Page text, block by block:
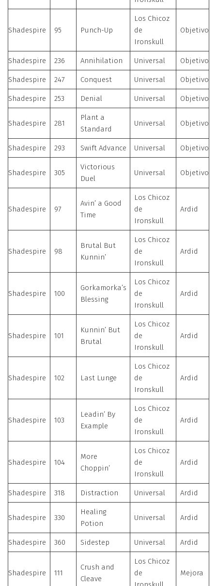
Shadespire 95 Punch-Up
Los Chicoz
de
Ironskull
Objetivo
Shadespire 236 Annihilation Universal Objetivo
Shadespire 247 Conquest Universal Objetivo
Shadespire 253 Denial Universal Objetivo
Shadespire 281
Plant a
Standard
Universal Objetivo
Shadespire 293 Swift Advance Universal Objetivo
Shadespire 305
Victorious
Duel
Universal Objetivo
Shadespire 97
Avin’ a Good
Time
Los Chicoz
de
Ironskull
Ardid
Shadespire 98
Brutal But
Kunnin’
Los Chicoz
de
Ironskull
Ardid
Shadespire 100
Gorkamorka’s
Blessing
Los Chicoz
de
Ironskull
Ardid
Shadespire 101
Kunnin’ But
Brutal
Los Chicoz
de
Ironskull
Ardid
Shadespire 102 Last Lunge
Los Chicoz
de
Ironskull
Ardid
Shadespire 103
Leadin’ By
Example
Los Chicoz
de
Ironskull
Ardid
Shadespire 104
More
Choppin’
Los Chicoz
de
Ironskull
Ardid
Shadespire 318 Distraction Universal Ardid
Shadespire 330
Healing
Potion
Universal Ardid
Shadespire 360 Sidestep Universal Ardid
Shadespire 111
Crush and
Cleave
Los Chicoz
de
Mejora